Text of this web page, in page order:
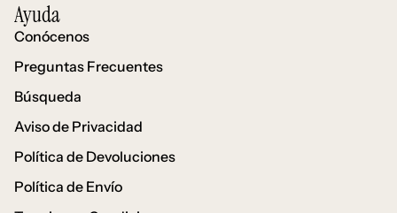
Ayuda
Conócenos
Preguntas Frecuentes
Búsqueda
Aviso de Privacidad
Política de Devoluciones
Política de Envío